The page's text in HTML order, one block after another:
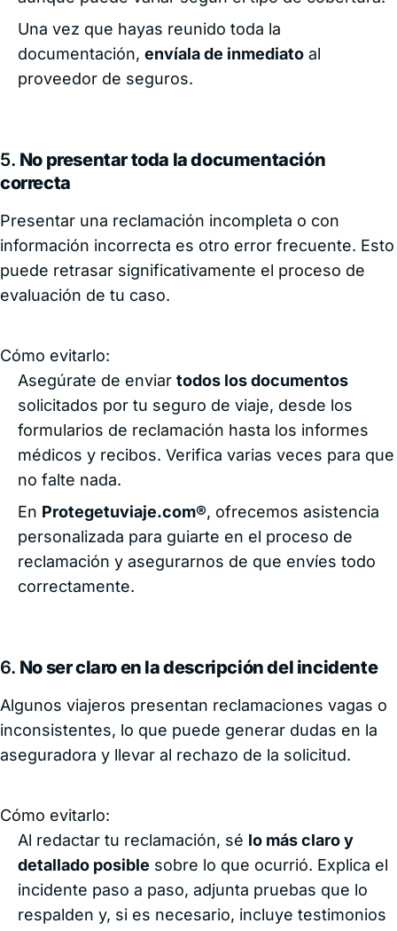
Una vez que hayas reunido toda la
documentación, envíala de inmediato al
proveedor de seguros.
5. No presentar toda la documentación
correcta
Presentar una reclamación incompleta o con
información incorrecta es otro error frecuente. Esto
puede retrasar significativamente el proceso de
evaluación de tu caso.
Cómo evitarlo:
Asegúrate de enviar todos los documentos
solicitados por tu seguro de viaje, desde los
formularios de reclamación hasta los informes
médicos y recibos. Verifica varias veces para que
no falte nada.
En Protegetuviaje.com®, ofrecemos asistencia
personalizada para guiarte en el proceso de
reclamación y asegurarnos de que envíes todo
correctamente.
6. No ser claro en la descripción del incidente
Algunos viajeros presentan reclamaciones vagas o
inconsistentes, lo que puede generar dudas en la
aseguradora y llevar al rechazo de la solicitud.
Cómo evitarlo:
Al redactar tu reclamación, sé lo más claro y
detallado posible sobre lo que ocurrió. Explica el
incidente paso a paso, adjunta pruebas que lo
respalden y, si es necesario, incluye testimonios